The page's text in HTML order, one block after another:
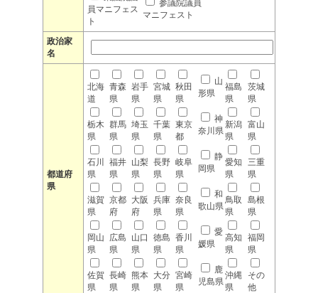
員マニフェス
ト
参議院議員
マニフェスト
政治家
名
都道府
県
北海
道
青森
県
岩手
県
宮城
県
秋田
県
山
形県
福島
県
茨城
県
栃木
県
群馬
県
埼玉
県
千葉
県
東京
都
神
奈川県
新潟
県
富山
県
石川
県
福井
県
山梨
県
長野
県
岐阜
県
静
岡県
愛知
県
三重
県
滋賀
県
京都
府
大阪
府
兵庫
県
奈良
県
和
歌山県
鳥取
県
島根
県
岡山
県
広島
県
山口
県
徳島
県
香川
県
愛
媛県
高知
県
福岡
県
佐賀
県
長崎
県
熊本
県
大分
県
宮崎
県
鹿
児島県
沖縄
県
その
他